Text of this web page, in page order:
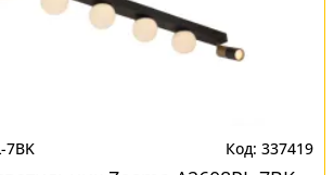
7BK 337419